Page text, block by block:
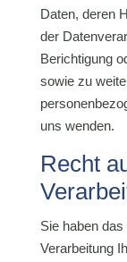
Daten, deren
der
Berichtigung
sowie zu
uns wenden.
Recht
Sie haben
Verarbeitung